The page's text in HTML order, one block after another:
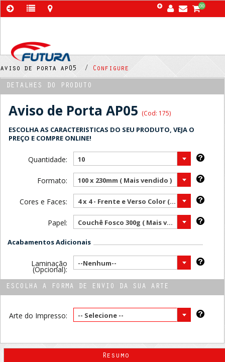
00
aviso de porta ap05 / Configure
DETALHES DO PRODUTO
Aviso de Porta AP05 (Cod: 175)
ESCOLHA AS CARACTERISTICAS DO SEU PRODUTO, VEJA O
PREÇO E COMPRE ONLINE!
Quantidade: 10
Formato: 100 x 230mm ( Mais vendido )
Cores e Faces: 4 x 4 - Frente e Verso Color ( Mais vendido )
Papel: Couchê Fosco 300g ( Mais vendido )
Acabamentos Adicionais
Laminação
(Opcional):
--Nenhum--
ESCOLHA A FORMA DE ENVIO DA SUA ARTE
Arte do Impresso: -- Selecione --
Resumo